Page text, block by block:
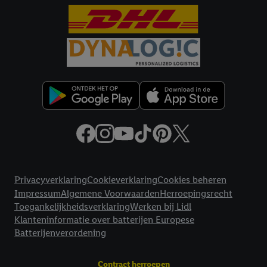
PrivacyverklaringCookieverklaringCookies beheren
ImpressumAlgemene VoorwaardenHerroepingsrecht
ToegankelijkheidsverklaringWerken bij Lidl
Klanteninformatie over batterijen Europese
Batterijenverordening
Contract herroepen
voor alle bovengenoemde doeleinden. Meer informatie,
inclusief over de opslagperiode van de gegevens en je recht om
jouw toestemming op elk gewenst moment in te trekken, vind je
privacyverklaring.Je vindt de impressum voor de Lidl
voor meer informatie over de cookies die